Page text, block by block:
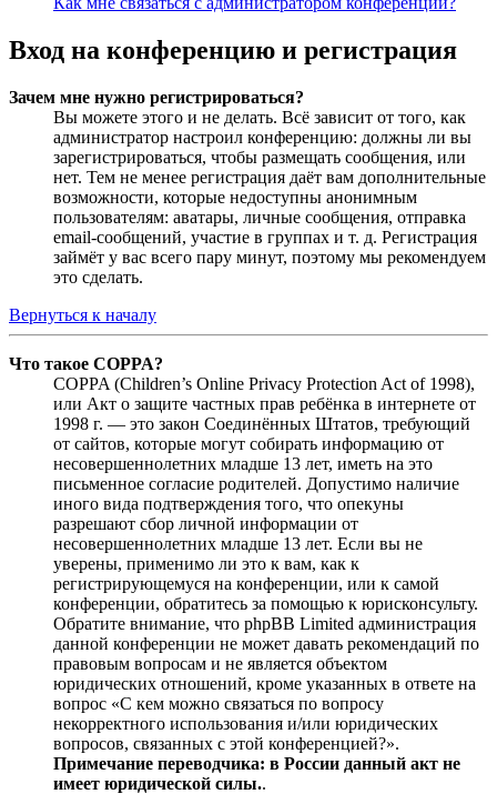
Вход на конференцию и регистрация
Зачем мне нужно регистрироваться?
Вы можете этого и не делать. Всё зависит от того, как
администратор настроил конференцию: должны ли вы
зарегистрироваться, чтобы размещать сообщения, или
нет. Тем не менее регистрация даёт вам дополнительные
возможности, которые недоступны анонимным
пользователям: аватары, личные сообщения, отправка
email-сообщений, участие в группах и т. д. Регистрация
займёт у вас всего пару минут, поэтому мы рекомендуем
это сделать.
Вернуться к началу
Что такое COPPA?
COPPA (Children’s Online Privacy Protection Act of 1998),
или Акт о защите частных прав ребёнка в интернете от
1998 г. — это закон Соединённых Штатов, требующий
от сайтов, которые могут собирать информацию от
несовершеннолетних младше 13 лет, иметь на это
письменное согласие родителей. Допустимо наличие
иного вида подтверждения того, что опекуны
разрешают сбор личной информации от
несовершеннолетних младше 13 лет. Если вы не
уверены, применимо ли это к вам, как к
регистрирующемуся на конференции, или к самой
конференции, обратитесь за помощью к юрисконсульту.
Обратите внимание, что phpBB Limited администрация
данной конференции не может давать рекомендаций по
правовым вопросам и не является объектом
юридических отношений, кроме указанных в ответе на
вопрос «С кем можно связаться по вопросу
некорректного использования и/или юридических
вопросов, связанных с этой конференцией?».
Примечание переводчика: в России данный акт не
имеет юридической силы..